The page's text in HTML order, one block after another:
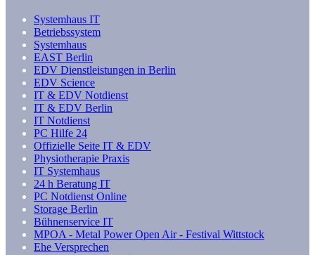
Systemhaus IT
Betriebssystem
Systemhaus
EAST Berlin
EDV Dienstleistungen in Berlin
EDV Science
IT & EDV Notdienst
IT & EDV Berlin
IT Notdienst
PC Hilfe 24
Offizielle Seite IT & EDV
Physiotherapie Praxis
IT Systemhaus
24 h Beratung IT
PC Notdienst Online
Storage Berlin
Bühnenservice IT
MPOA - Metal Power Open Air - Festival Wittstock
Ehe Versprechen